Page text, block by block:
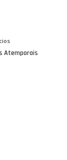
Atemporais